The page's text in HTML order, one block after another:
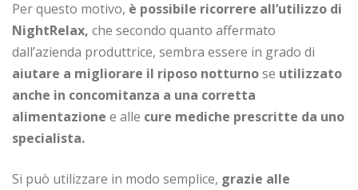
Per questo motivo, è possibile ricorrere all’utilizzo di
NightRelax, che secondo quanto affermato
dall’azienda produttrice, sembra essere in grado di
aiutare a migliorare il riposo notturnose utilizzato
anche in concomitanza a una corretta
alimentazione e alle cure mediche prescritte da uno
specialista.
Si può utilizzare in modo semplice, grazie alle